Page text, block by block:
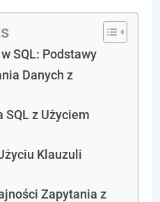
SQL: Podstawy
Danych z
SQL z Użyciem
Klauzuli
Zapytania z